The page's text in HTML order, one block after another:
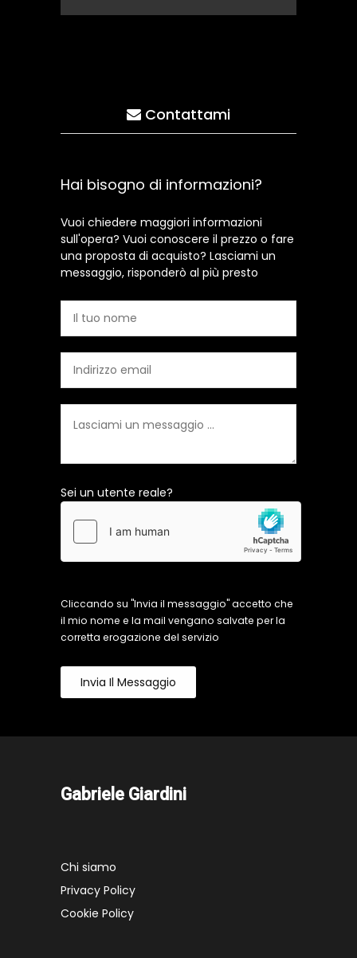
Contattami
Hai bisogno di informazioni?
Vuoi chiedere maggiori informazioni
sull'opera? Vuoi conoscere il prezzo o fare
una proposta di acquisto? Lasciami un
messaggio, risponderò al più presto
Sei un utente reale?
Cliccando su "Invia il messaggio" accetto che
il mio nome e la mail vengano salvate per la
corretta erogazione del servizio
Invia Il Messaggio
Gabriele Giardini
Chi siamo
Privacy Policy
Cookie Policy